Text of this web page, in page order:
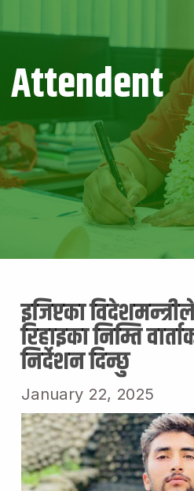
Attendent
इजिप्टका
रिहाइका निम्ति
निर्देशन दिन्छु
January 22, 2025